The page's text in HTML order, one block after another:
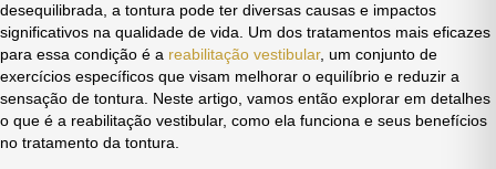
desequilibrada, a tontura pode ter diversas causas e impactos
significativos na qualidade de vida. Um dos tratamentos mais eficazes
para essa condição é a reabilitação vestibular, um conjunto de
exercícios específicos que visam melhorar o equilíbrio e reduzir a
sensação de tontura. Neste artigo, vamos então explorar em detalhes
o que é a reabilitação vestibular, como ela funciona e seus benefícios
no tratamento da tontura.